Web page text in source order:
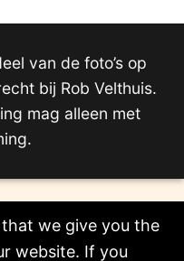
van de foto’s op
bij Rob Velthuis.
mag alleen met
we give you the
website. If you